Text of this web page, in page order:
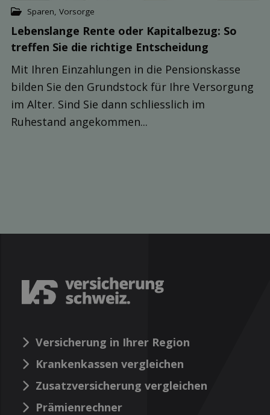
Sparen, Vorsorge
Lebenslange Rente oder Kapitalbezug: So
treffen Sie die richtige Ent­scheidung
Mit Ihren Einzahlungen in die Pensionskasse
bilden Sie den Grundstock für Ihre Versorgung
im Alter. Sind Sie dann schliesslich im
Ruhestand angekommen...
Versicherung in Ihrer Region
Krankenkassen vergleichen
Zusatzversicherung vergleichen
Prämienrechner